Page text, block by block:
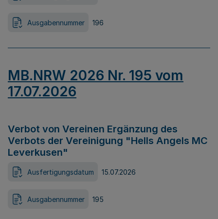
Ausgabennummer 196
MB.NRW 2026 Nr. 195 vom
17.07.2026
Verbot von Vereinen Ergänzung des
Verbots der Vereinigung "Hells Angels MC
Leverkusen"
Ausfertigungsdatum 15.07.2026
Ausgabennummer 195